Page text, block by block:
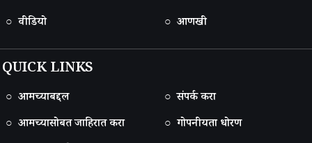
○ वीडियो
○ आणखी
QUICK LINKS
○ आमच्याबद्दल
○ संपर्क करा
○ आमच्यासोबत जाहिरात करा
○ गोपनीयता धोरण